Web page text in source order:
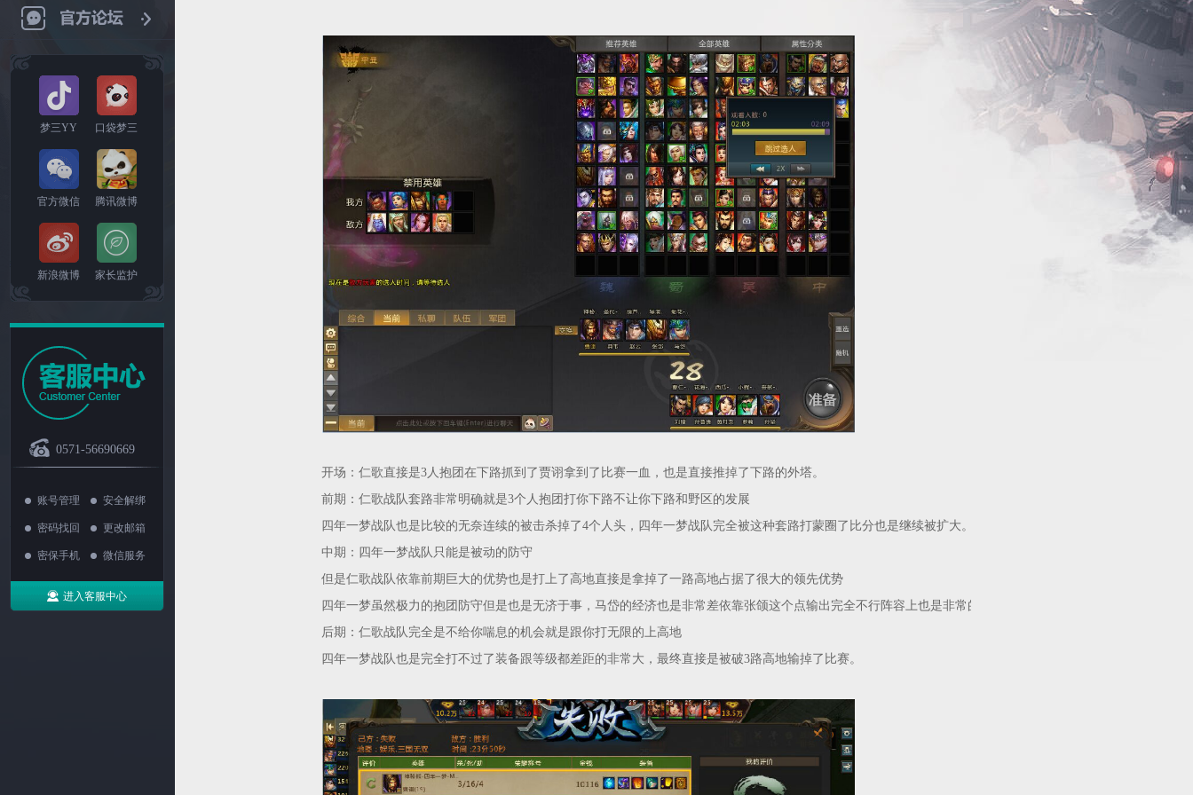
梦三YY 口袋梦三
官方微信 腾讯微博
新浪微博 家长监护
0571-56690669
账号管理 安全解绑
密码找回 更改邮箱
密保手机 微信服务
进入客服中心
开场：仁歌直接是3人抱团在下路抓到了贾诩拿到了比赛一血，也是直接推掉了下路的外塔。
前期：仁歌战队套路非常明确就是3个人抱团打你下路不让你下路和野区的发展
四年一梦战队也是比较的无奈连续的被击杀掉了4个人头，四年一梦战队完全被这种套路打蒙圈了比分也是继续被扩大。
中期：四年一梦战队只能是被动的防守
但是仁歌战队依靠前期巨大的优势也是打上了高地直接是拿掉了一路高地占据了很大的领先优势
四年一梦虽然极力的抱团防守但是也是无济于事，马岱的经济也是非常差依靠张颌这个点输出完全不行阵容上也是非常的脆弱。
后期：仁歌战队完全是不给你喘息的机会就是跟你打无限的上高地
四年一梦战队也是完全打不过了装备跟等级都差距的非常大，最终直接是被破3路高地输掉了比赛。